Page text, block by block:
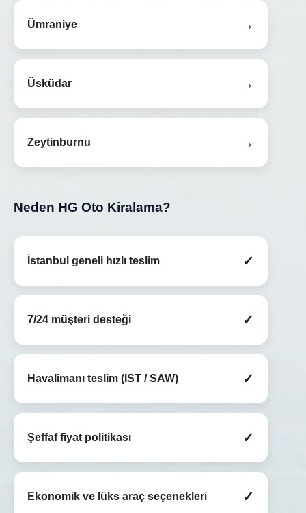
Ümraniye →
Üsküdar →
Zeytinburnu →
Neden HG Oto Kiralama?
İstanbul geneli hızlı teslim ✓
7/24 müşteri desteği ✓
Havalimanı teslim (IST / SAW) ✓
Şeffaf fiyat politikası ✓
Ekonomik ve lüks araç seçenekleri ✓